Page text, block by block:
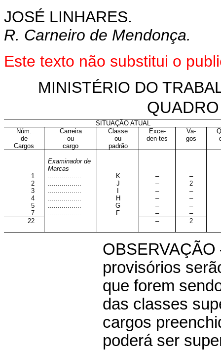
JOSÉ LINHARES.
R. Carneiro de Mendonça.
Este texto não substitui o
MINISTÉRIO DO
SITUAÇÃO ATUAL
Núm.
de
Cargos
Carreira
ou
cargo
Classe
ou
padrão
Exce-
den-tes
Va-
gos
Examinador de
Marcas
1
................. K –
–
2
................. J –
2
3
................. –
–
4
................. H –
–
5
................. G –
–
7
................. F –
–
22
– 2
provisórios
que forem
das classes
cargos
poderá ser